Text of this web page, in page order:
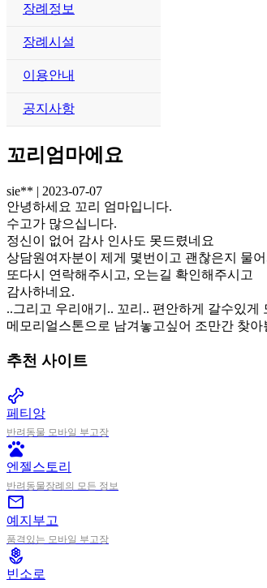
장례정보
장례시설
이용안내
공지사항
꼬리엄마에요
sie** | 2023-07-07
안녕하세요 꼬리 엄마입니다.
수고가 많으십니다.
정신이 없어 감사 인사도 못드렸네요
상담원여자분이 제게 몇번이고 괜찮은지 물
또다시 연락해주시고, 오는길 확인해주시고
감사하네요.
..그리고 우리애기.. 꼬리.. 편안하게 갈수있게
메모리얼스톤으로 남겨놓고싶어 조만간 찾아
추천 사이트
pet_supplies
페티앙
반려동물 모바일 부고장
pets
엔젤스토리
반려동물장례의 모든 정보
mail
예지부고
품격있는 모바일 부고장
local_florist
빈소로